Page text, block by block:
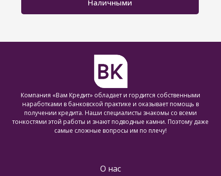
Наличными
Компания «Вам Кредит» обладает и гордится собственными
наработками в банковской практике и оказывает помощь в
получении кредита. Наши специалисты знакомы со всеми
тонкостями этой работы и знают подводные камни. Поэтому даже
самые сложные вопросы им по плечу!
О нас